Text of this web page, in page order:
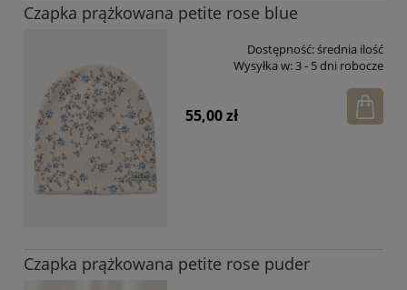
Czapka prążkowana petite rose blue
Dostępność:średnia ilość
Wysyłka w:3 - 5 dni robocze
55,00 zł
Czapka prążkowana petite rose puder